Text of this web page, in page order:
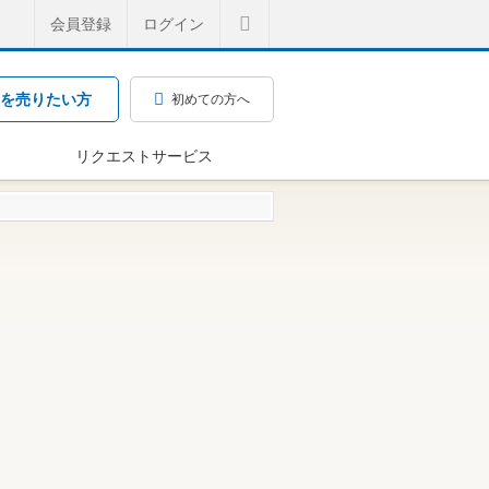
会員登録 ログイン
売りたい方 初めての方へ
リクエストサービス